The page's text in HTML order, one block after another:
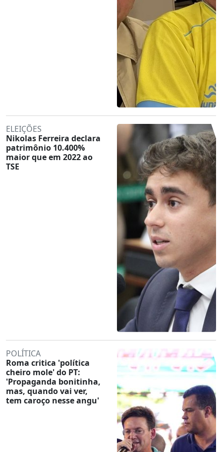
ELEIÇÕES
Nikolas Ferreira declara
patrimônio 10.400%
maior que em 2022 ao
TSE
POLÍTICA
Roma critica 'política
cheiro mole' do PT:
'Propaganda bonitinha,
mas, quando vai ver,
tem caroço nesse angu'